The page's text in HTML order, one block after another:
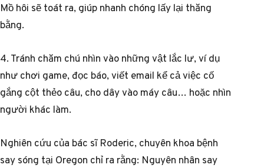
Mồ hôi sẽ toát ra, giúp nhanh chóng lấy lại thăng
bằng.
4. Tránh chăm chú nhìn vào những vật lắc lư, ví dụ
như chơi game, đọc báo, viết email kể cả việc cố
gắng cột thẻo câu, cho dây vào máy câu… hoặc nhìn
người khác làm.
Nghiên cứu của bác sĩ Roderic, chuyên khoa bệnh
say sóng tại Oregon chỉ ra rằng: Nguyên nhân say